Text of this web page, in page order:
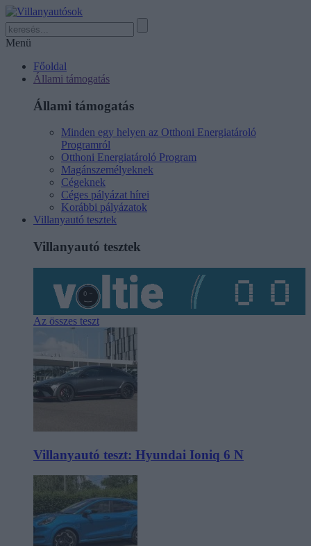
Menü
Főoldal
Állami támogatás
Állami támogatás
Minden egy helyen az Otthoni Energiatároló
Programról
Otthoni Energiatároló Program
Magánszemélyeknek
Cégeknek
Céges pályázat hírei
Korábbi pályázatok
Villanyautó tesztek
Villanyautó tesztek
Az összes teszt
Villanyautó teszt: Hyundai Ioniq 6 N